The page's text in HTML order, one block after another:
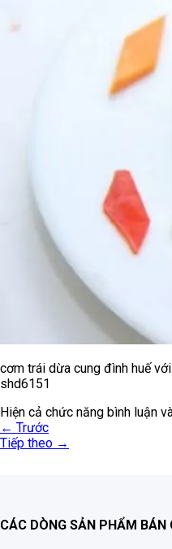
cơm trái dừa cung đình huế
shd6151
Hiện cả chức năng bình luận
← Trước
Tiếp theo →
CÁC DÒNG SẢN PHẨM BÁN